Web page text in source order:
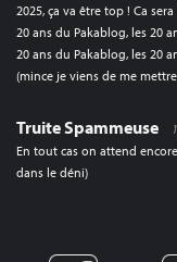
2025, ça va être top ! Ca sera
20 ans du Pakablog, les 20
20 ans du Pakablog, les 20
(mince je viens de me
Truite Spammeuse
En tout cas on attend
dans le déni)